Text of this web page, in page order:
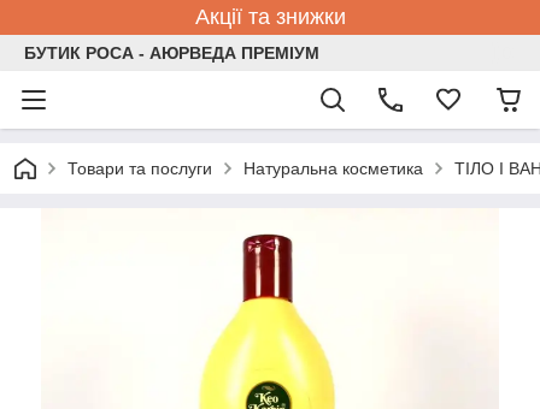
Акції та знижки
БУТИК РОСА - АЮРВЕДА ПРЕМІУМ
Товари та послуги Натуральна косметика ТІЛО І